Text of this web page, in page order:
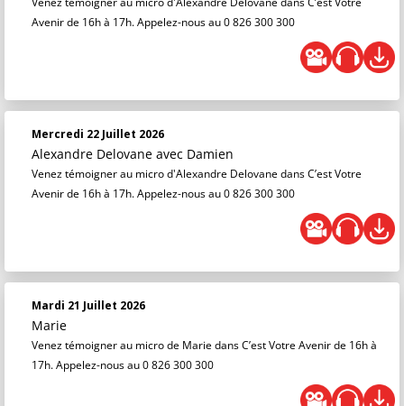
Avenir de 16h à 17h. Appelez-nous au 0 826 300 300
Mercredi 22 Juillet 2026
Alexandre Delovane avec Damien
Venez témoigner au micro d'Alexandre Delovane dans C’est Votre
Avenir de 16h à 17h. Appelez-nous au 0 826 300 300
Mardi 21 Juillet 2026
Marie
Venez témoigner au micro de Marie dans C’est Votre Avenir de 16h à
17h. Appelez-nous au 0 826 300 300